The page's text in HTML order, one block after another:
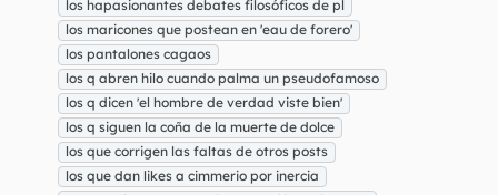
los hapasionantes debates filosóficos de pl
los maricones que postean en 'eau de forero'
los pantalones cagaos
los q abren hilo cuando palma un pseudofamoso
los q dicen 'el hombre de verdad viste bien'
los q siguen la coña de la muerte de dolce
los que corrigen las faltas de otros posts
los que dan likes a cimmerio por inercia